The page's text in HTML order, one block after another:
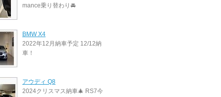
mance乗り替わり🚘
BMW X4
2022年12月納車予定 12/12納
車！
アウディ Q8
2024クリスマス納車🎄 RS7今